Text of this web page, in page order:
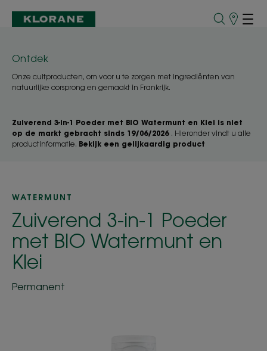
Zuiverend 3-in-1 Poeder met BIO Watermunt en Klei is niet
op de markt gebracht sinds 19/06/2026 . Hieronder vindt u alle
productinformatie. Bekijk een gelijkaardig product
Ontdek
Onze cultproducten, om voor u te zorgen met ingrediënten van
natuurlijke oorsprong en gemaakt in Frankrijk.
WATERMUNT
Zuiverend 3-in-1 Poeder
met BIO Watermunt en
Klei
Permanent